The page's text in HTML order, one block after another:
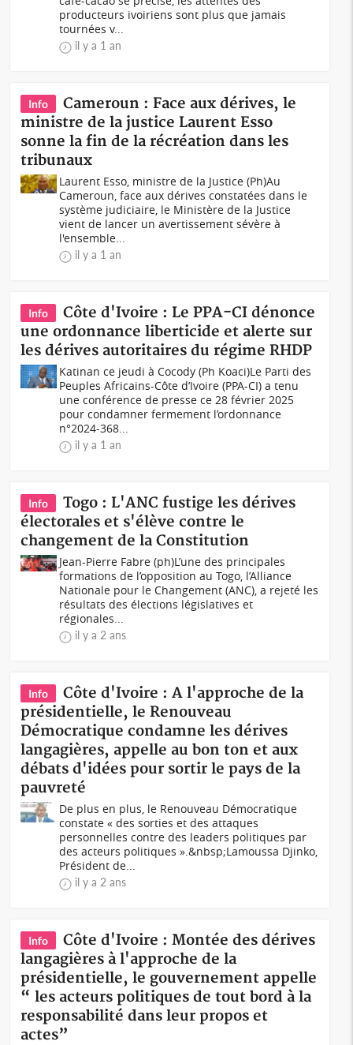
producteurs ivoiriens sont plus que jamais
tournées v...
il y a 1 an
Info
Cameroun : Face aux dérives, le
ministre de la justice Laurent Esso
sonne la fin de la récréation dans les
tribunaux
Laurent Esso, ministre de la Justice (Ph)Au
Cameroun, face aux dérives constatées dans le
système judiciaire, le Ministère de la Justice
vient de lancer un avertissement sévère à
l'ensemble...
il y a 1 an
Info
Côte d'Ivoire : Le PPA-CI dénonce
une ordonnance liberticide et alerte sur
les dérives autoritaires du régime RHDP
Katinan ce jeudi à Cocody (Ph Koaci)Le Parti des
Peuples Africains-Côte d’Ivoire (PPA-CI) a tenu
une conférence de presse ce 28 février 2025
pour condamner fermement l’ordonnance
n°2024-368...
il y a 1 an
Info
Togo : L'ANC fustige les dérives
électorales et s'élève contre le
changement de la Constitution
Jean-Pierre Fabre (ph)L’une des principales
formations de l’opposition au Togo, l’Alliance
Nationale pour le Changement (ANC), a rejeté les
résultats des élections législatives et
régionales...
il y a 2 ans
Info
Côte d'Ivoire : A l'approche de la
présidentielle, le Renouveau
Démocratique condamne les dérives
langagières, appelle au bon ton et aux
débats d'idées pour sortir le pays de la
pauvreté
De plus en plus, le Renouveau Démocratique
constate « des sorties et des attaques
personnelles contre des leaders politiques par
des acteurs politiques ».&nbsp;Lamoussa Djinko,
Président de...
il y a 2 ans
Info
Côte d'Ivoire : Montée des dérives
langagières à l'approche de la
présidentielle, le gouvernement appelle
“ les acteurs politiques de tout bord à la
responsabilité dans leur propos et
actes”